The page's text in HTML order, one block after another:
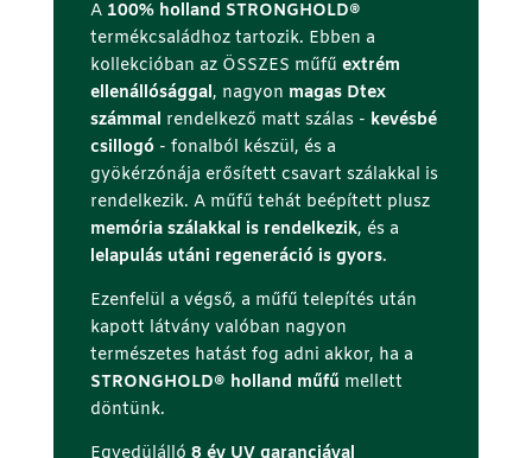
A 100% holland STRONGHOLD®
termékcsaládhoz tartozik. Ebben a
kollekcióban az ÖSSZES műfű extrém
ellenállósággal, nagyon magas Dtex
számmal rendelkező matt szálas - kevésbé
csillogó- fonalból készül, és a
gyökérzónája erősített csavart szálakkal is
rendelkezik. A műfű tehát beépített plusz
memória szálakkal is rendelkezik, és a
lelapulás utáni regeneráció is gyors.
Ezenfelül a végső, a műfű telepítés után
kapott látvány valóban nagyon
természetes hatást fog adni akkor, ha a
STRONGHOLD® holland műfű mellett
döntünk.